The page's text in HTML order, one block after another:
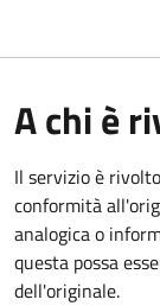
A chi è
Il servizio è
conformità
analogica o
questa possa
dell'originale.